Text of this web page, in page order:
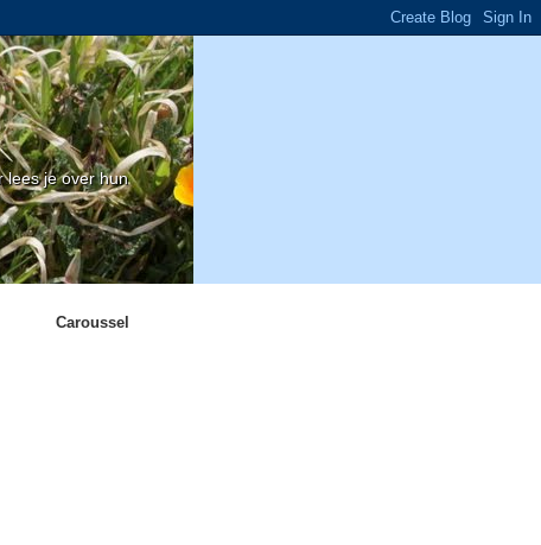
lees je over hun
Caroussel